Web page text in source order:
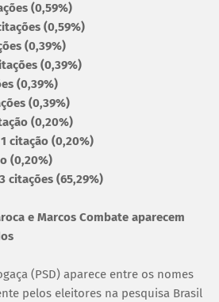
(0,59%)
(0,59%)
(0,39%)
(0,39%)
(0,39%)
(0,39%)
(0,20%)
citação (0,20%)
(0,20%)
citações (65,29%)
e Marcos Combate aparecem
(PSD) aparece entre os nomes
pelos eleitores na pesquisa Brasil